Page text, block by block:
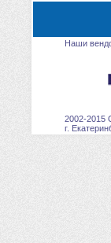
Наши
2002-2015
г.